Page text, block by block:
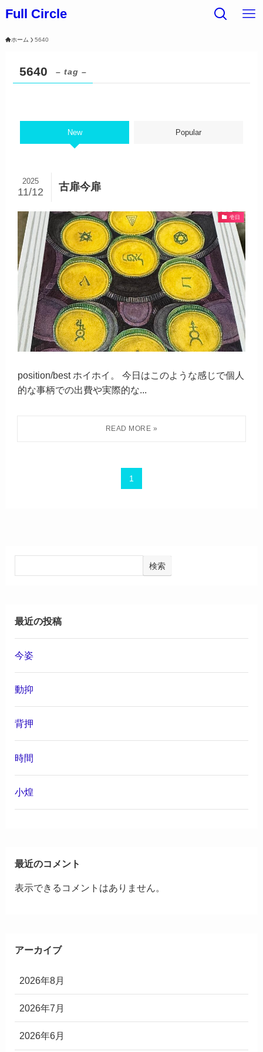
Full Circle
ホーム 5640
5640 – tag –
New Popular
古扉今扉
2025
11/12
壱日
position/best ホイホイ。 今日はこのような感じで個人
的な事柄での出費や実際的な...
1
検索
最近の投稿
今姿
動抑
背押
時間
小煌
最近のコメント
表示できるコメントはありません。
アーカイブ
2026年8月
2026年7月
2026年6月